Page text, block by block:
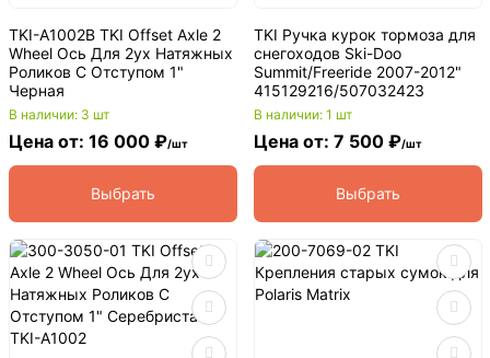
TKI-A1002B TKI Offset Axle 2
Wheel Ось Для 2ух Натяжных
Роликов С Отступом 1"
Черная
В наличии: 3 шт
Цена от: 16 000 ₽/шт
Выбрать
TKI Ручка курок тормоза для
снегоходов Ski-Doo
Summit/Freeride 2007-2012"
415129216/507032423
В наличии: 1 шт
Цена от: 7 500 ₽/шт
Выбрать